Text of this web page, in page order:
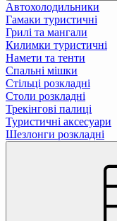
Автохолодильники
Гамаки туристичні
Грилі та мангали
Килимки туристичні
Намети та тенти
Спальні мішки
Стільці розкладні
Столи розкладні
Трекінгові палиці
Туристичні аксесуари
Шезлонги розкладні